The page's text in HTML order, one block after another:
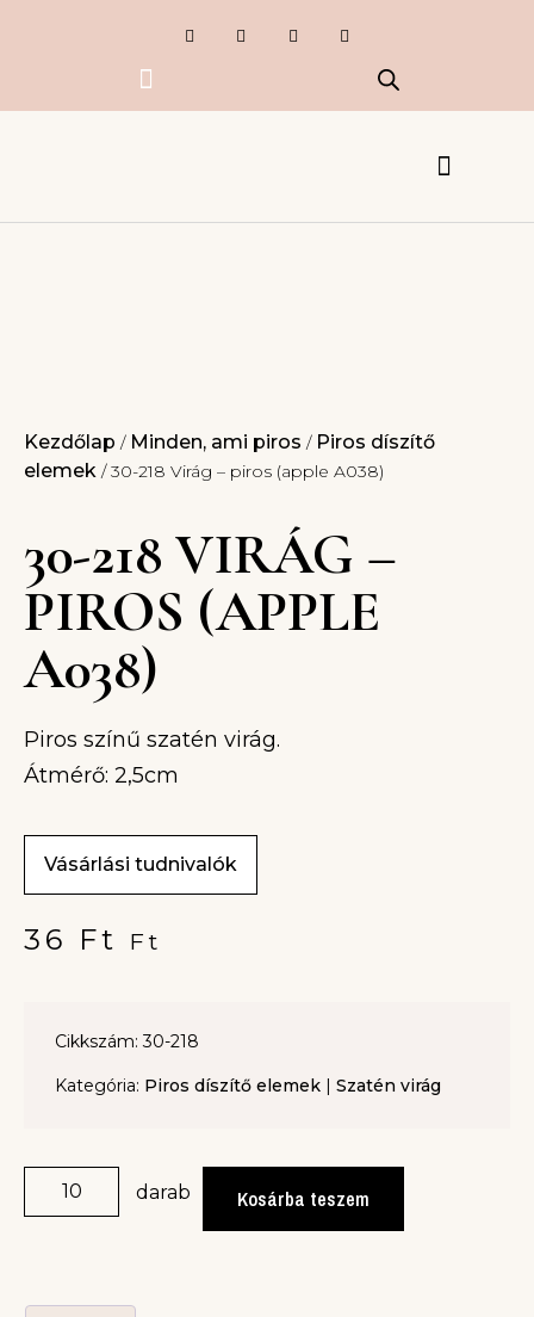
Kezdőlap / Minden, ami piros / Piros díszítő
elemek / 30-218 Virág – piros (apple A038)
30-218 VIRÁG –
PIROS (APPLE
A038)
Piros színű szatén virág.
Átmérő: 2,5cm
Vásárlási tudnivalók
36 Ft Ft
Cikkszám: 30-218
Kategória: Piros díszítő elemek | Szatén virág
darab Kosárba teszem